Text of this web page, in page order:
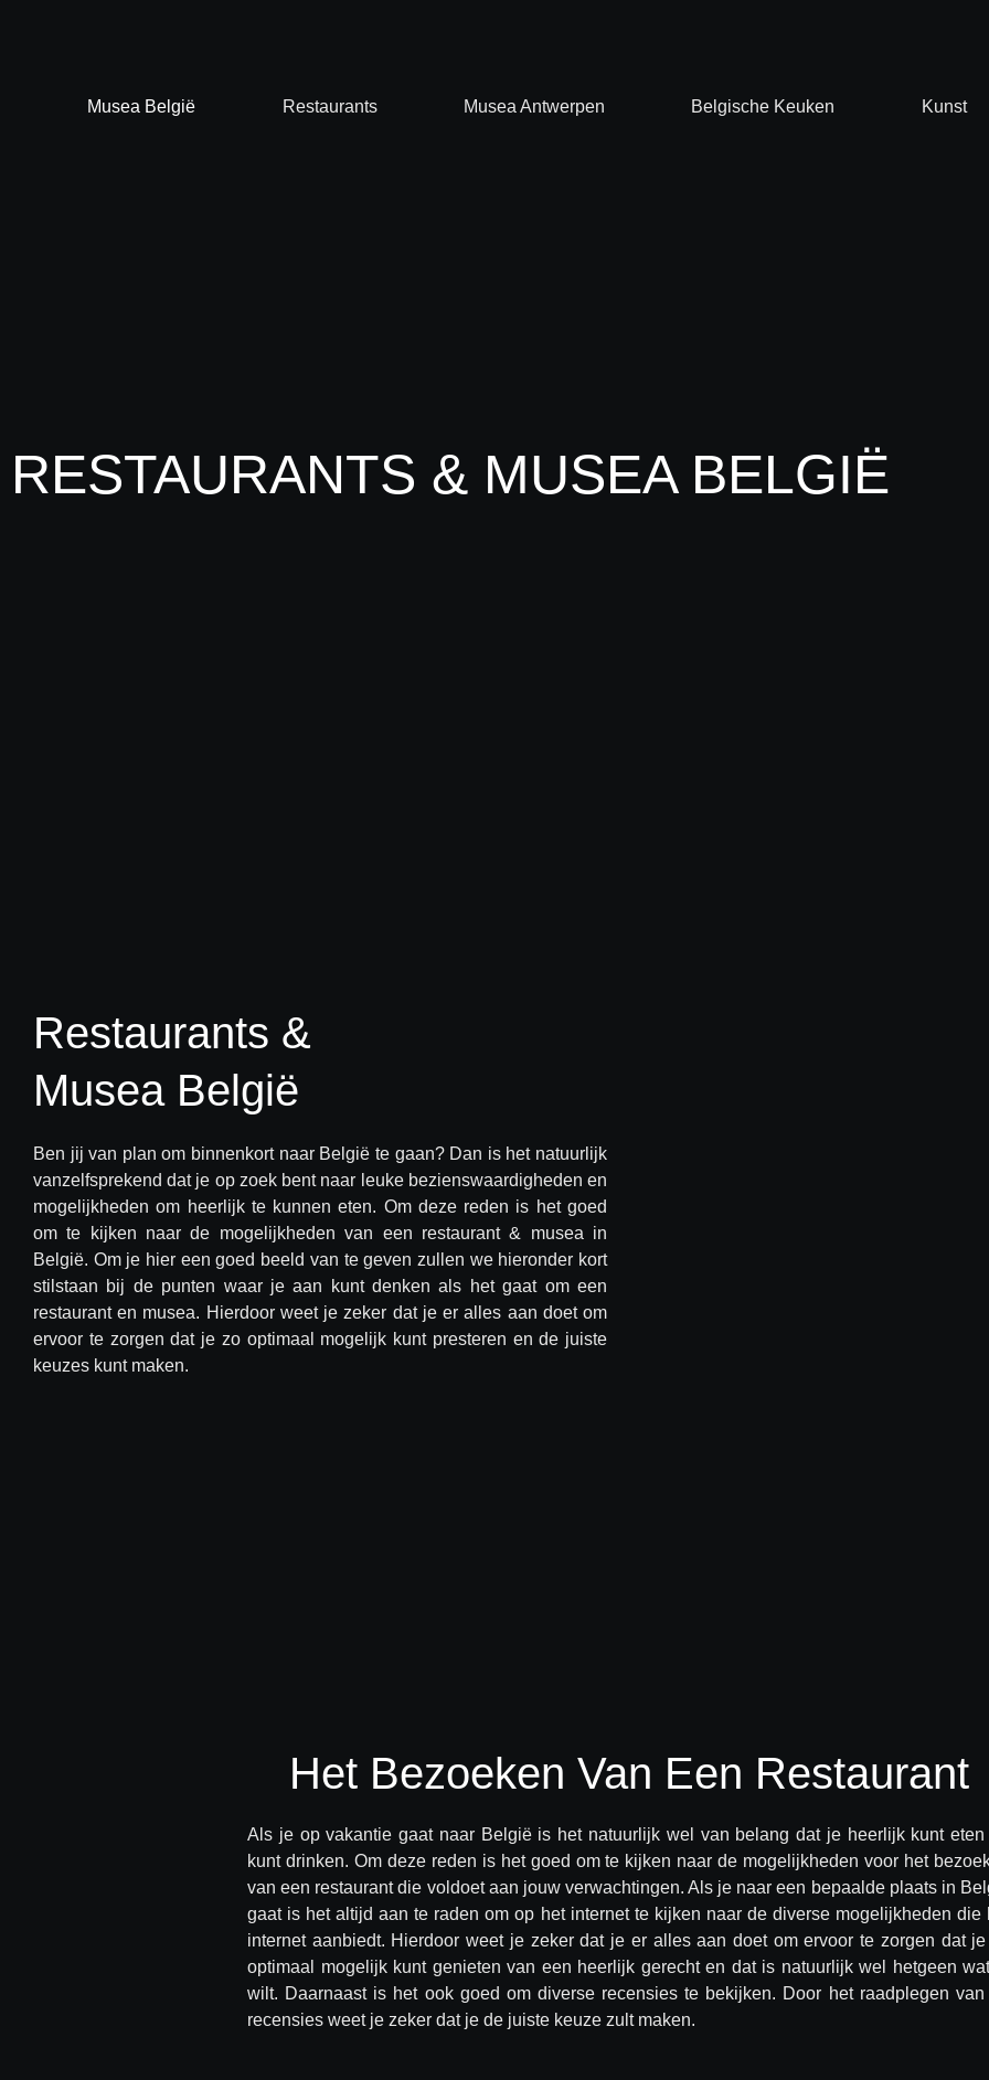
Musea België Restaurants Musea Antwerpen Belgische Keuken Kunst
RESTAURANTS & MUSEA BELGIË
Restaurants &
Musea België
Ben jij van plan om binnenkort naar België te gaan? Dan is het natuurlijk
vanzelfsprekend dat je op zoek bent naar leuke bezienswaardigheden en
mogelijkheden om heerlijk te kunnen eten. Om deze reden is het goed
om te kijken naar de mogelijkheden van een restaurant & musea in
België. Om je hier een goed beeld van te geven zullen we hieronder kort
stilstaan bij de punten waar je aan kunt denken als het gaat om een
restaurant en musea. Hierdoor weet je zeker dat je er alles aan doet om
ervoor te zorgen dat je zo optimaal mogelijk kunt presteren en de juiste
keuzes kunt maken.
Het Bezoeken Van Een Restaurant
Als je op vakantie gaat naar België is het natuurlijk wel van belang dat je heerlijk kunt eten
kunt drinken. Om deze reden is het goed om te kijken naar de mogelijkheden voor het
van een restaurant die voldoet aan jouw verwachtingen. Als je naar een bepaalde plaats in
gaat is het altijd aan te raden om op het internet te kijken naar de diverse mogelijkheden die
internet aanbiedt. Hierdoor weet je zeker dat je er alles aan doet om ervoor te zorgen dat
optimaal mogelijk kunt genieten van een heerlijk gerecht en dat is natuurlijk wel hetgeen
wilt. Daarnaast is het ook goed om diverse recensies te bekijken. Door het raadplegen van
recensies weet je zeker dat je de juiste keuze zult maken.